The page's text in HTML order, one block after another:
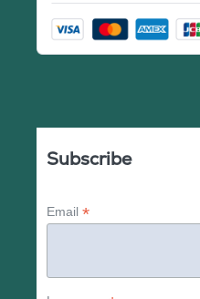
Subscribe
Email*